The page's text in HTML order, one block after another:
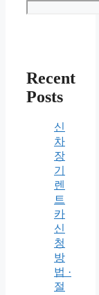
Recent
Posts
신
차
장
기
렌
트
카
신
청
방
법 ·
절